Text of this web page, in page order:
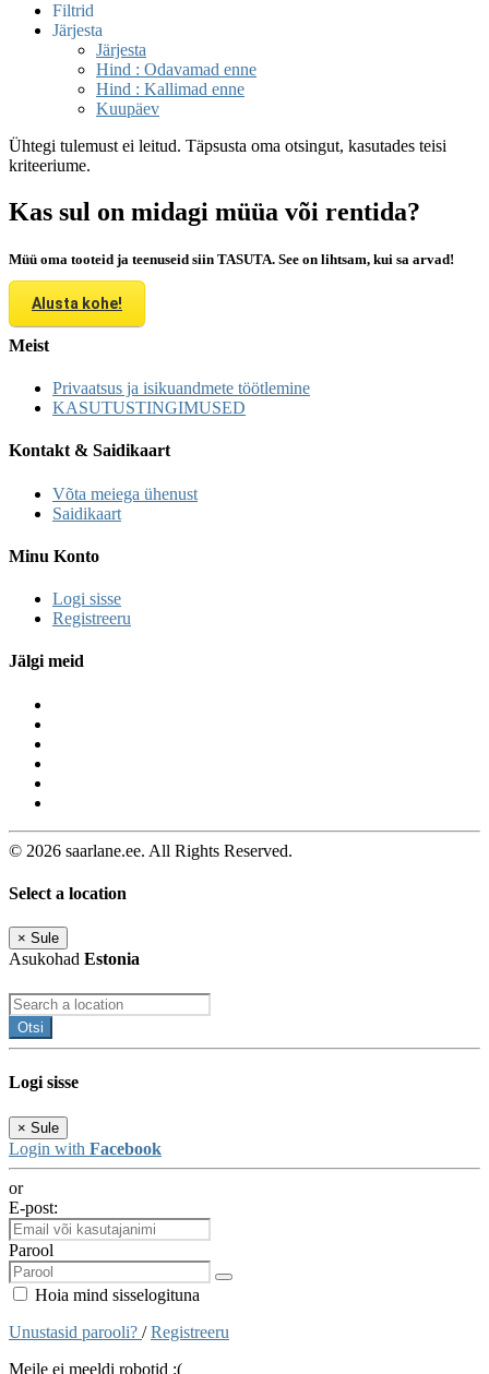
Filtrid
Järjesta
Järjesta
Hind : Odavamad enne
Hind : Kallimad enne
Kuupäev
Ühtegi tulemust ei leitud. Täpsusta oma otsingut, kasutades teisi
kriteeriume.
Kas sul on midagi müüa või rentida?
Müü oma tooteid ja teenuseid siin TASUTA. See on lihtsam, kui sa arvad!
Alusta kohe!
Meist
Privaatsus ja isikuandmete töötlemine
KASUTUSTINGIMUSED
Kontakt & Saidikaart
Võta meiega ühenust
Saidikaart
Minu Konto
Logi sisse
Registreeru
Jälgi meid
© 2026 saarlane.ee. All Rights Reserved.
Select a location
× Sule
Asukohad Estonia
Otsi
Logi sisse
× Sule
Login with Facebook
or
E-post:
Parool
Hoia mind sisselogituna
Unustasid parooli? /Registreeru
Meile ei meeldi robotid :(